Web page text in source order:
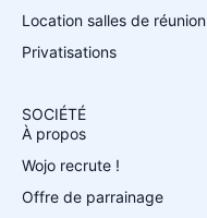
Location salles de réunion
Privatisations
SOCIÉTÉ
À propos
Wojo recrute !
Offre de parrainage